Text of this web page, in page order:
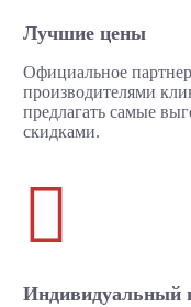
Лучшие цены
Официальное
производителями
предлагать самые
скидками.

Индивидуальный